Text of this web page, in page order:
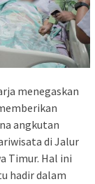
menegaskan
angkutan
di Jalur
Timur. Hal ini
hadir dalam